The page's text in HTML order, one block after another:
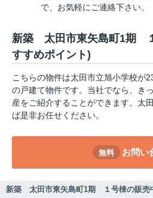
で、お気軽にご連絡下さい。
新築 太田市東矢島町1期
すすめポイント)
こちらの物件は太田市立旭小学校が
の戸建て物件です。当社でなら、き
産をご紹介することができます。太
ば是非お任せください。
無料 お問い
新築 太田市東矢島町1期 １号棟の販売